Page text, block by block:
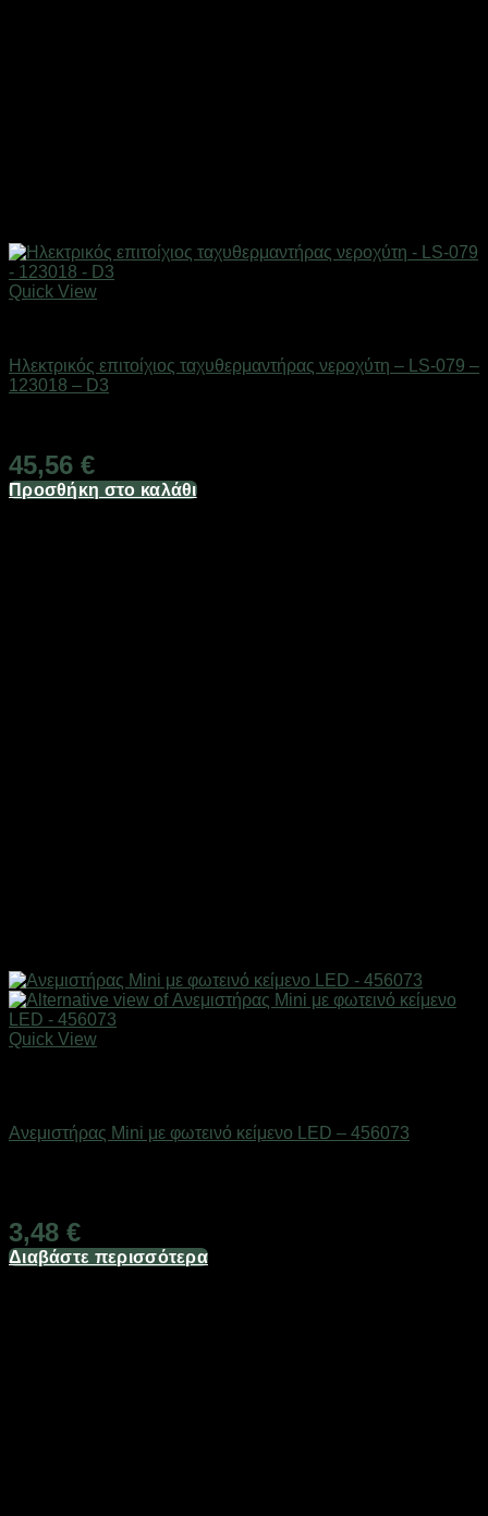
Quick View
Ηλεκτρικός επιτοίχιος ταχυθερμαντήρας νεροχύτη – LS-079 –
123018 – D3
45,56 €
Προσθήκη στο καλάθι
Quick View
Ανεμιστήρας Mini με φωτεινό κείμενο LED – 456073
3,48 €
Διαβάστε περισσότερα